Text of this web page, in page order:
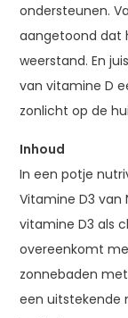
ondersteunen.
aangetoond dat
weerstand. En
van vitamine D
zonlicht op de
Inhoud
In een potje
Vitamine D3 van
vitamine D3 als
overeenkomt
zonnebaden
een uitstekende